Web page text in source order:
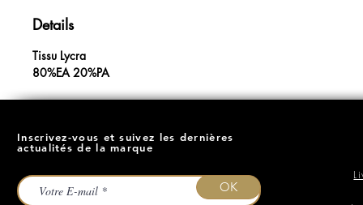
Details
Tissu Lycra
80%EA 20%PA
Inscrivez-vous et suivez les dernières
actualités de la marque
OK